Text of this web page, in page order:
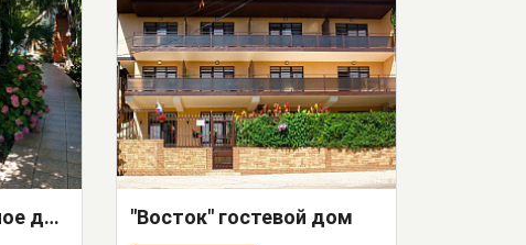
"Дом у моря" частное домовладение "Восток" гостевой дом